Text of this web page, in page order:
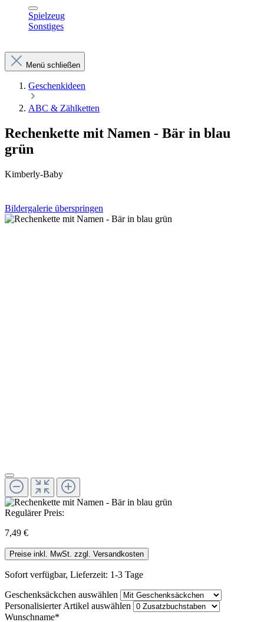
Spielzeug
Sonstiges
Menü schließen
Geschenkideen
ABC & Zählketten
Rechenkette mit Namen - Bär in blau
grün
Kimberly-Baby
Bildergalerie überspringen
Regulärer Preis:
7,49 €
Preise inkl. MwSt. zzgl. Versandkosten
Sofort verfügbar, Lieferzeit: 1-3 Tage
Geschenksäckchen auswählen
Personalisierter Artikel auswählen
Wunschname*